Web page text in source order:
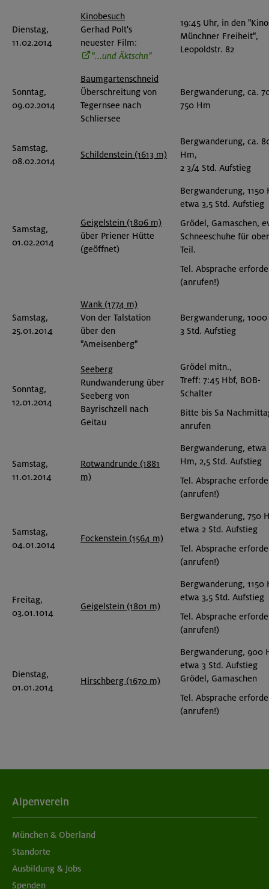
Dienstag,
11.02.2014
Kinobesuch
Gerhad Polt's
neuester Film:
"...und Äktschn"
19:45 Uhr, in den
Münchner Freiheit",
Leopoldstr. 82
Sonntag,
09.02.2014
Baumgartenschneid
Überschreitung von
Tegernsee nach
Schliersee
Bergwanderung, ca.
750 Hm
Samstag,
08.02.2014
Schildenstein (1613 m)
Bergwanderung, ca.
Hm,
2 3/4 Std. Aufstieg
Samstag,
01.02.2014
Geigelstein (1806 m)
über Priener Hütte
(geöffnet)
Bergwanderung, 1150
etwa 3,5 Std. Aufstieg
Grödel, Gamaschen,
Schneeschuhe für
Teil.
Tel. Absprache
(anrufen!)
Samstag,
25.01.2014
Wank (1774 m)
Von der Talstation
über den
"Ameisenberg"
Bergwanderung,
3 Std. Aufstieg
Sonntag,
12.01.2014
Seeberg
Rundwanderung über
Seeberg von
Bayrischzell nach
Geitau
Grödel mitn.,
Treff: 7:45 Hbf, BOB-
Schalter
Bitte bis Sa
anrufen
Samstag,
11.01.2014
Rotwandrunde (1881
m)
Bergwanderung,
Hm, 2,5 Std. Aufstieg
Tel. Absprache
(anrufen!)
Samstag,
04.01.2014
Fockenstein (1564 m)
Bergwanderung, 750
etwa 2 Std. Aufstieg
Tel. Absprache
(anrufen!)
Freitag,
03.01.1014
Geigelstein (1801 m)
Bergwanderung, 1150
etwa 3,5 Std. Aufstieg
Tel. Absprache
(anrufen!)
Dienstag,
01.01.2014
Hirschberg (1670 m)
Bergwanderung, 900
etwa 3 Std. Aufstieg
Grödel, Gamaschen
Tel. Absprache
(anrufen!)
Alpenverein
München & Oberland
Standorte
Ausbildung & Jobs
Spenden